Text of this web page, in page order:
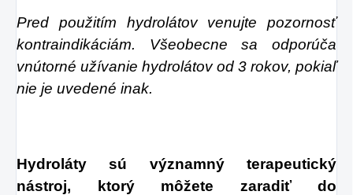
Pred použitím hydrolátov venujte pozornosť
kontraindikáciám. Všeobecne sa odporúča
vnútorné užívanie hydrolátov od 3 rokov, pokiaľ
nie je uvedené inak.
Hydroláty sú významný terapeutický
nástroj, ktorý môžete zaradiť do